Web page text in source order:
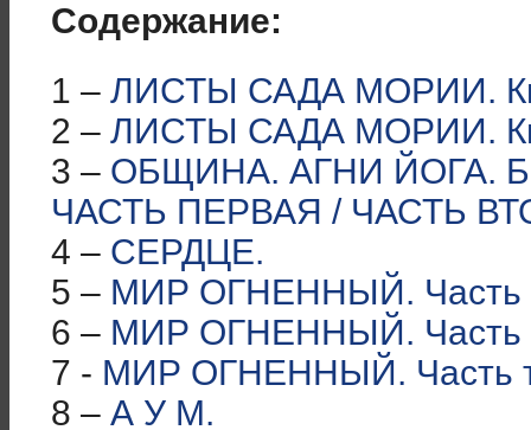
Содержание:
1 – ЛИСТЫ САДА МОРИИ.
2 – ЛИСТЫ САДА МОРИИ.
3 – ОБЩИНА. АГНИ ЙОГА.
ЧАСТЬ ПЕРВАЯ / ЧАСТЬ
4 – СЕРДЦЕ.
5 – МИР ОГНЕННЫЙ. Часть
6 – МИР ОГНЕННЫЙ. Часть
7 - МИР ОГНЕННЫЙ. Часть
8 – А У М.